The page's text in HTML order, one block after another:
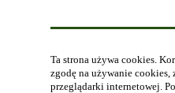
Ta strona używa cookies.
zgodę na używanie
przeglądarki internetowej.